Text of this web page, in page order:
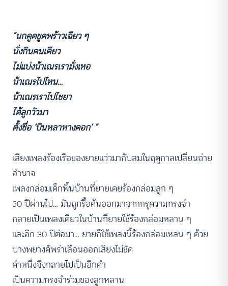
“นกคูดขูดพร้าวเฉียว ๆ
นั่งกินคนเดียว
ไม่แบ่งน้าเณรเรามั่งเหอ
น้าเณรไปไหน…
น้าเณรเราไปไชยา
ได้ลูกวัวมา
ตั้งชื่อ ‘บินหลาหางดอก’ ”
เสียงเพลงร้องเรือของยายแว่วมากับลมในฤดูกาลเปลี่ยนถ่าย
อำนาจ
เพลงกล่อมเด็กพื้นบ้านที่ยายเคยร้องกล่อมลูก ๆ
30 ปีผ่านไป… มันถูกรื้อค้นออกมาจากกรุความทรงจำ
กลายเป็นเพลงเดียวในบ้านที่ยายใช้ร้องกล่อมหลาน ๆ
และอีก 30 ปีต่อมา… ยายก็ใช้เพลงนี้ร้องกล่อมเหลน ๆ ด้วย
บางพยางค์พร่าเลือนออกเสียงไม่ชัด
คำหนึ่งจึงกลายไปเป็นอีกคำ
เป็นความทรงจำร่วมของลูกหลาน